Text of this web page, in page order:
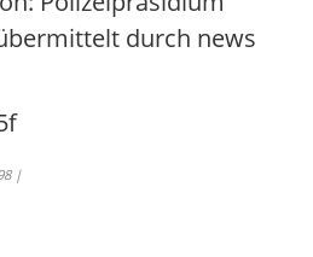
durch news
|